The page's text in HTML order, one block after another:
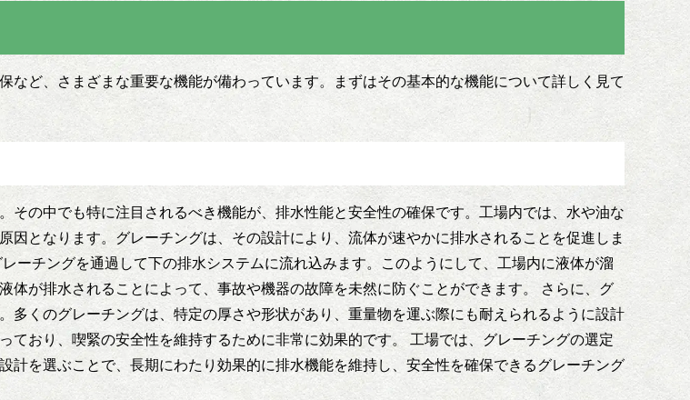
ど、さまざまな重要な機能が備わっています。まずはその基本的な機能について詳しく見て
の中でも特に注目されるべき機能が、排水性能と安全性の確保です。工場内では、水や油な
となります。グレーチングは、その設計により、流体が速やかに排水されることを促進しま
ーチングを通過して下の排水システムに流れ込みます。このようにして、工場内に液体が溜
体が排水されることによって、事故や機器の故障を未然に防ぐことができます。 さらに、グ
多くのグレーチングは、特定の厚さや形状があり、重量物を運ぶ際にも耐えられるように設計
おり、喫緊の安全性を維持するために非常に効果的です。 工場では、グレーチングの選定
を選ぶことで、長期にわたり効果的に排水機能を維持し、安全性を確保できるグレーチング